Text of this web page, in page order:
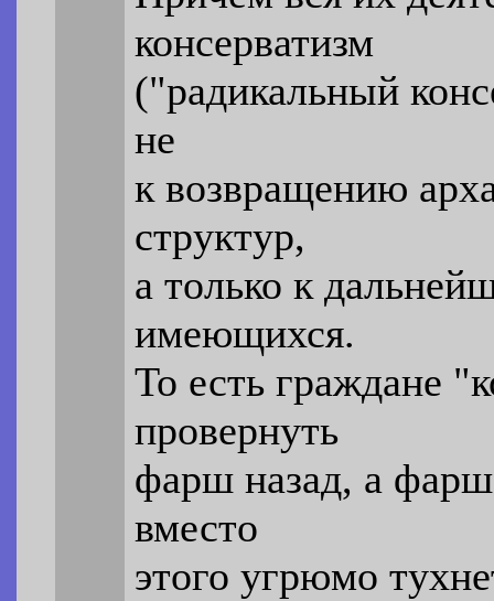
консерватизм
("радикальный
не
к возвращению
структур,
а только к
имеющихся.
То есть граждане
провернуть
фарш назад, а фарш
вместо
этого угрюмо